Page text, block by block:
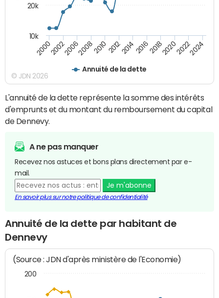
Annuité de la dette
20002002200620082010 2012201420162018202020222024
10k
20k
© JDN 2026
L'annuité de la dette représente la somme des intérêts
d'emprunts et du montant du remboursement du capital
de Dennevy.
A ne pas manquer
Recevez nos astuces et bons plans directement par e-
mail.
Je m'abonne
En savoir plus sur notre politique de confidentialité
Annuité de la dette par habitant de
Dennevy
(Source : JDN d'après ministère de l'Economie)
200